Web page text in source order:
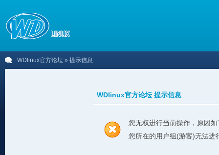
WDlinux官方论坛 » 提示信息
WDlinux官方论坛 提示信息
您无权进行当前操作，原因如
您所在的用户组(游客)无法进